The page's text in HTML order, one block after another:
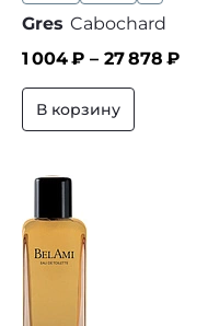
Gres Cabochard
1 004₽ – 27 878 ₽
В корзину